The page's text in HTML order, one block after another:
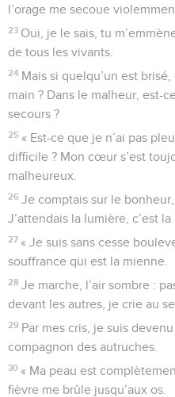
l’orage me secoue
23 Oui, je le sais, tu
de tous les vivants.
24 Mais si quelqu’un est
main ? Dans le malheur, est-
secours ?
25 « Est-ce que je n’ai pas
difficile ? Mon cœur s’est
malheureux.
26 Je comptais sur le
J’attendais la lumière, c’est
27 « Je suis sans cesse
souffrance qui est la mienne.
28 Je marche, l’air sombre :
devant les autres, je crie au
29 Par mes cris, je suis
compagnon des autruches.
30 « Ma peau est
fièvre me brûle jusqu’aux os.